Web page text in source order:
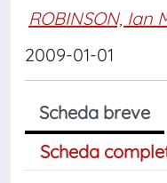
ROBINSON, Ian
2009-01-01
Scheda breve
Scheda